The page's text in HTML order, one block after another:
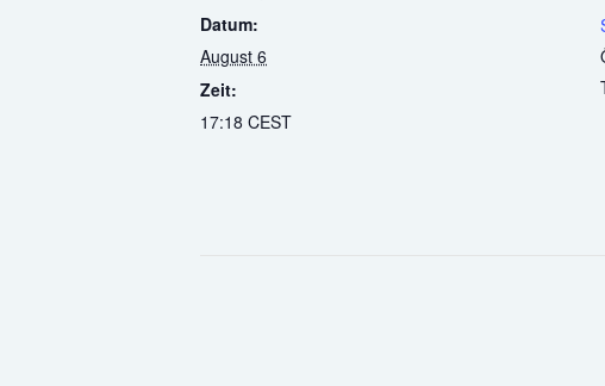
Datum:
August 6
Zeit:
17:18 CEST